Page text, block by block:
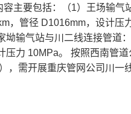
容主要包括：（1）王场输
，管径 D1016mm，设计
坳输气站与川二线连接管
压力 10MPa。 按照西南管
，需开展重庆管网公司川